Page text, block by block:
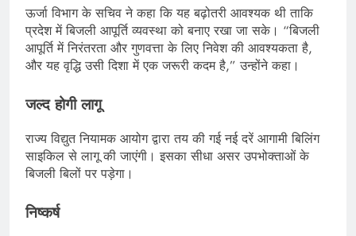
ऊर्जा विभाग के सचिव ने कहा कि यह बढ़ोतरी आवश्यक थी ताकि
प्रदेश में बिजली आपूर्ति व्यवस्था को बनाए रखा जा सके। “बिजली
आपूर्ति में निरंतरता और गुणवत्ता के लिए निवेश की आवश्यकता है,
और यह वृद्धि उसी दिशा में एक जरूरी कदम है,” उन्होंने कहा।
जल्द होगी लागू
राज्य विद्युत नियामक आयोग द्वारा तय की गई नई दरें आगामी बिलिंग
साइकिल से लागू की जाएंगी। इसका सीधा असर उपभोक्ताओं के
बिजली बिलों पर पड़ेगा।
निष्कर्ष